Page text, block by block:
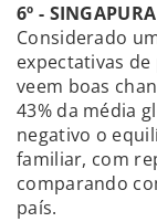
6º - SINGAPURA
Considerado
expectativas
veem boas
43% da média
negativo o
familiar, com
comparando
país.